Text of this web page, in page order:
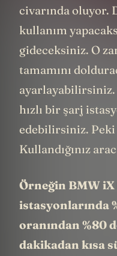
civarında oluyor.
kullanım
gideceksiniz. O
tamamını
ayarlayabilirsiniz.
hızlı bir şarj
edebilirsiniz. Peki
Kullandığınız
Örneğin BMW iX
istasyonlarında
oranından %80
dakikadan kısa